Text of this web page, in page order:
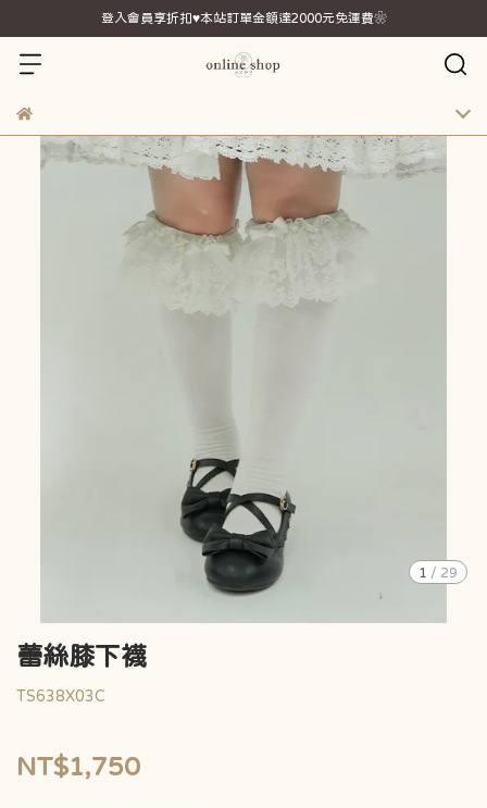
登入會員享折扣♥本站訂單金額達2000元免運費❀
1 / 29
蕾絲膝下襪
TS638X03C
NT$1,750